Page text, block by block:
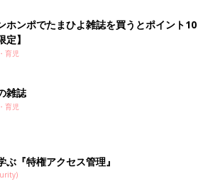
ホンポでたまひよ雑誌を買うとポイント10
】
育児
雑誌
育児
ぶ『特権アクセス管理』